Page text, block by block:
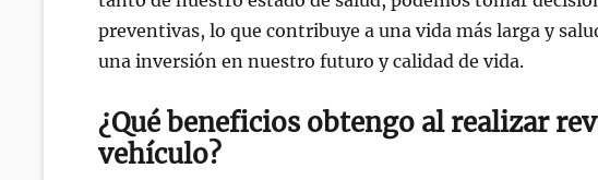
preventivas, lo que contribuye a una vida más larga y
una inversión en nuestro futuro y calidad de vida.
¿Qué beneficios obtengo al realizar
vehículo?